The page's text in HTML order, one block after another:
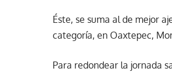
Éste, se suma al de mejor
categoría, en Oaxtepec,
Para redondear la jornada